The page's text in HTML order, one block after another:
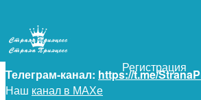
+7 (925) 5-619-619
Телеграм-канал: https://t.me/
Наш канал в МАХе
Регистрация